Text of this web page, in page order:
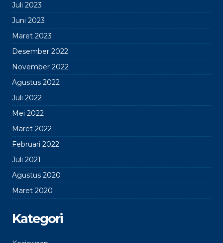
Juli 2023
Juni 2023
Maret 2023
Desember 2022
November 2022
Agustus 2022
Juli 2022
Mei 2022
Maret 2022
Februari 2022
Juli 2021
Agustus 2020
Maret 2020
Kategori